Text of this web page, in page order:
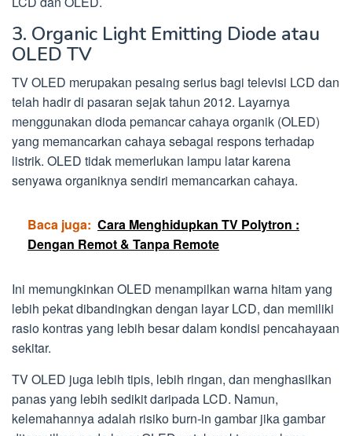
3. Organic Light Emitting Diode atau
OLED TV
TV OLED merupakan pesaing serius bagi televisi LCD dan
telah hadir di pasaran sejak tahun 2012. Layarnya
menggunakan dioda pemancar cahaya organik (OLED)
yang memancarkan cahaya sebagai respons terhadap
listrik. OLED tidak memerlukan lampu latar karena
senyawa organiknya sendiri memancarkan cahaya.
Baca juga: Cara Menghidupkan TV Polytron :
Dengan Remot & Tanpa Remote
Ini memungkinkan OLED menampilkan warna hitam yang
lebih pekat dibandingkan dengan layar LCD, dan memiliki
rasio kontras yang lebih besar dalam kondisi pencahayaan
sekitar.
TV OLED juga lebih tipis, lebih ringan, dan menghasilkan
panas yang lebih sedikit daripada LCD. Namun,
kelemahannya adalah risiko burn-in gambar jika gambar